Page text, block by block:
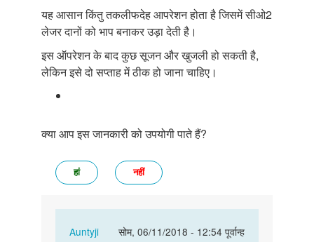
यह आसान किंतु तकलीफदेह आपरेशन होता है जिसमें सीओ2
लेजर दानों को भाप बनाकर उड़ा देती है।
इस ऑपरेशन के बाद कुछ सूजन और खुजली हो सकती है,
लेकिन इसे दो सप्ताह में ठीक हो जाना चाहिए।
क्या आप इस जानकारी को उपयोगी पाते हैं?
हां नहीं
Auntyji
सोम, 06/11/2018 - 12:54 पूर्वान्ह
In